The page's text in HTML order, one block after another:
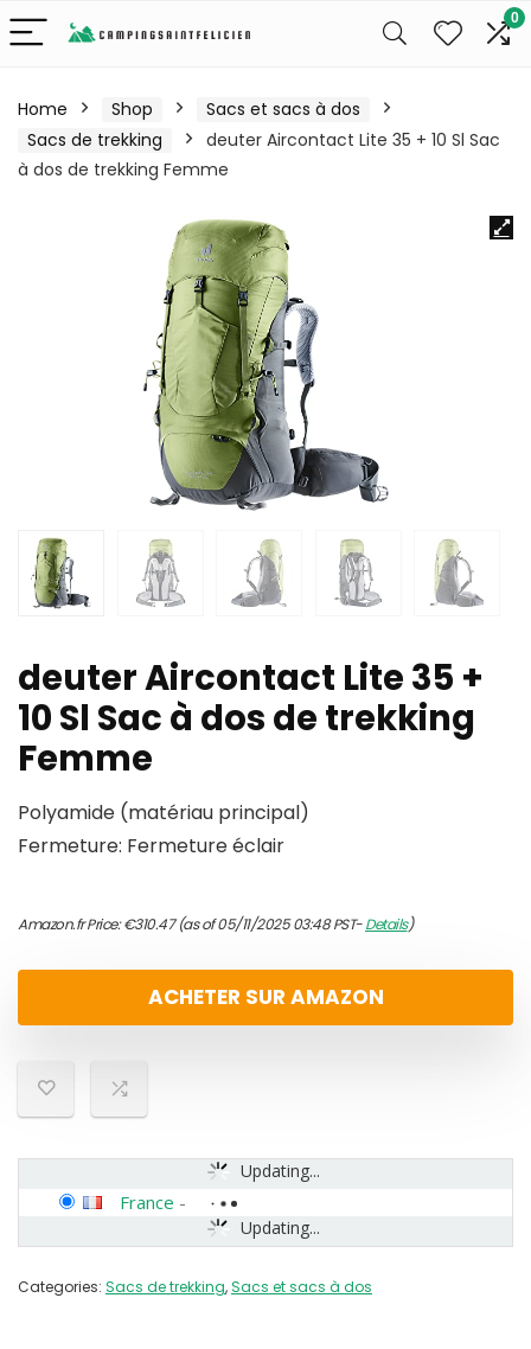
0
Home Shop
Sacs et sacs à dos
Sacs de trekking
deuter Aircontact Lite 35 + 10 Sl Sac
à dos de trekking Femme
deuter Aircontact Lite 35 +
10 Sl Sac à dos de trekking
Femme
Polyamide (matériau principal)
Fermeture: Fermeture éclair
Amazon.fr Price:€310.47(as of 05/11/2025 03:48 PST-Details)
ACHETER SUR AMAZON
Updating...
Updating...
France -
Categories: Sacs de trekking,Sacs et sacs à dos